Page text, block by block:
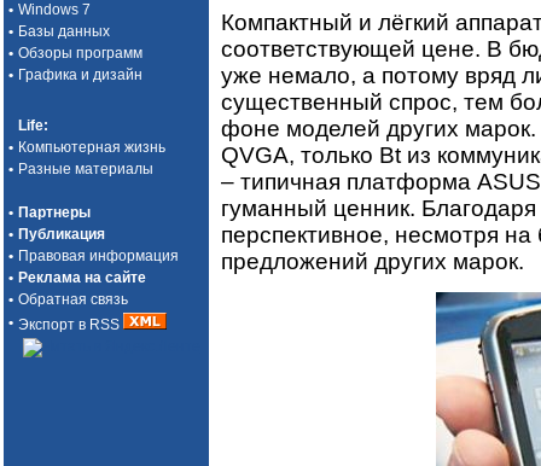
• Windows 7
• Базы данных
• Обзоры программ
• Графика и дизайн
Life:
• Компьютерная жизнь
• Разные материалы
• Партнеры
• Публикация
• Правовая информация
• Реклама на сайте
• Обратная связь
• Экспорт в RSS
Компактный и лёгкий
соответствующей цене. В
уже немало, а потому вряд
существенный спрос, тем
фоне моделей других
QVGA, только Bt из
– типичная платформа
гуманный ценник.
перспективное, несмотря
предложений других марок.